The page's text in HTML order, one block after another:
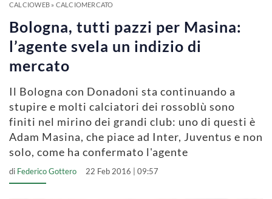
CALCIOWEB» CALCIOMERCATO
Bologna, tutti pazzi per Masina:
l’agente svela un indizio di
mercato
Il Bologna con Donadoni sta continuando a
stupire e molti calciatori dei rossoblù sono
finiti nel mirino dei grandi club: uno di questi è
Adam Masina, che piace ad Inter, Juventus e non
solo, come ha confermato l'agente
di Federico Gottero 22 Feb 2016 | 09:57